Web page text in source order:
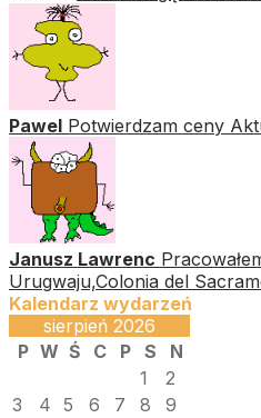
Pawel Potwierdzam ceny
Janusz Lawrenc
Urugwaju,Colonia del
Kalendarz wydarzeń
sierpień 2026
P W Ś C P S
N
1
2
3
4 5 6 7 8
9